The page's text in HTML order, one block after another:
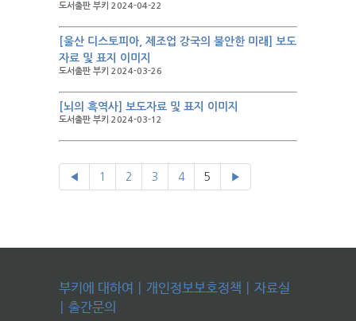
도서출판 부키 2024-04-22
[울산 디스토피아, 제조업 강국의 불안한 미래] 보도
자료 및 표지 이미지
도서출판 부키 2024-03-26
[뇌의 흑역사] 보도자료 및 표지 이미지
도서출판 부키 2024-03-12
◀ 1 2 3 4 5 ▶
부키에 대하여 개인정보보호정책
자료실
출간문의